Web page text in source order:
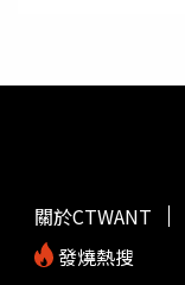
關於CTWANT
發燒熱搜